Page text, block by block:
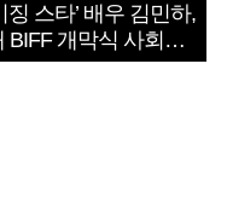
징 스타’ 배우 김민하,
BIFF 개막식 사회자